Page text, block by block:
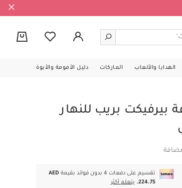
الهدايا والألعاب الماركات دليل الأمومة والأبوة
بيرفيكت بريب للنهار
تقسيم على دفعات 4 بدون فوائد بقيمة
AED
224.75.
يتعلم أكثر